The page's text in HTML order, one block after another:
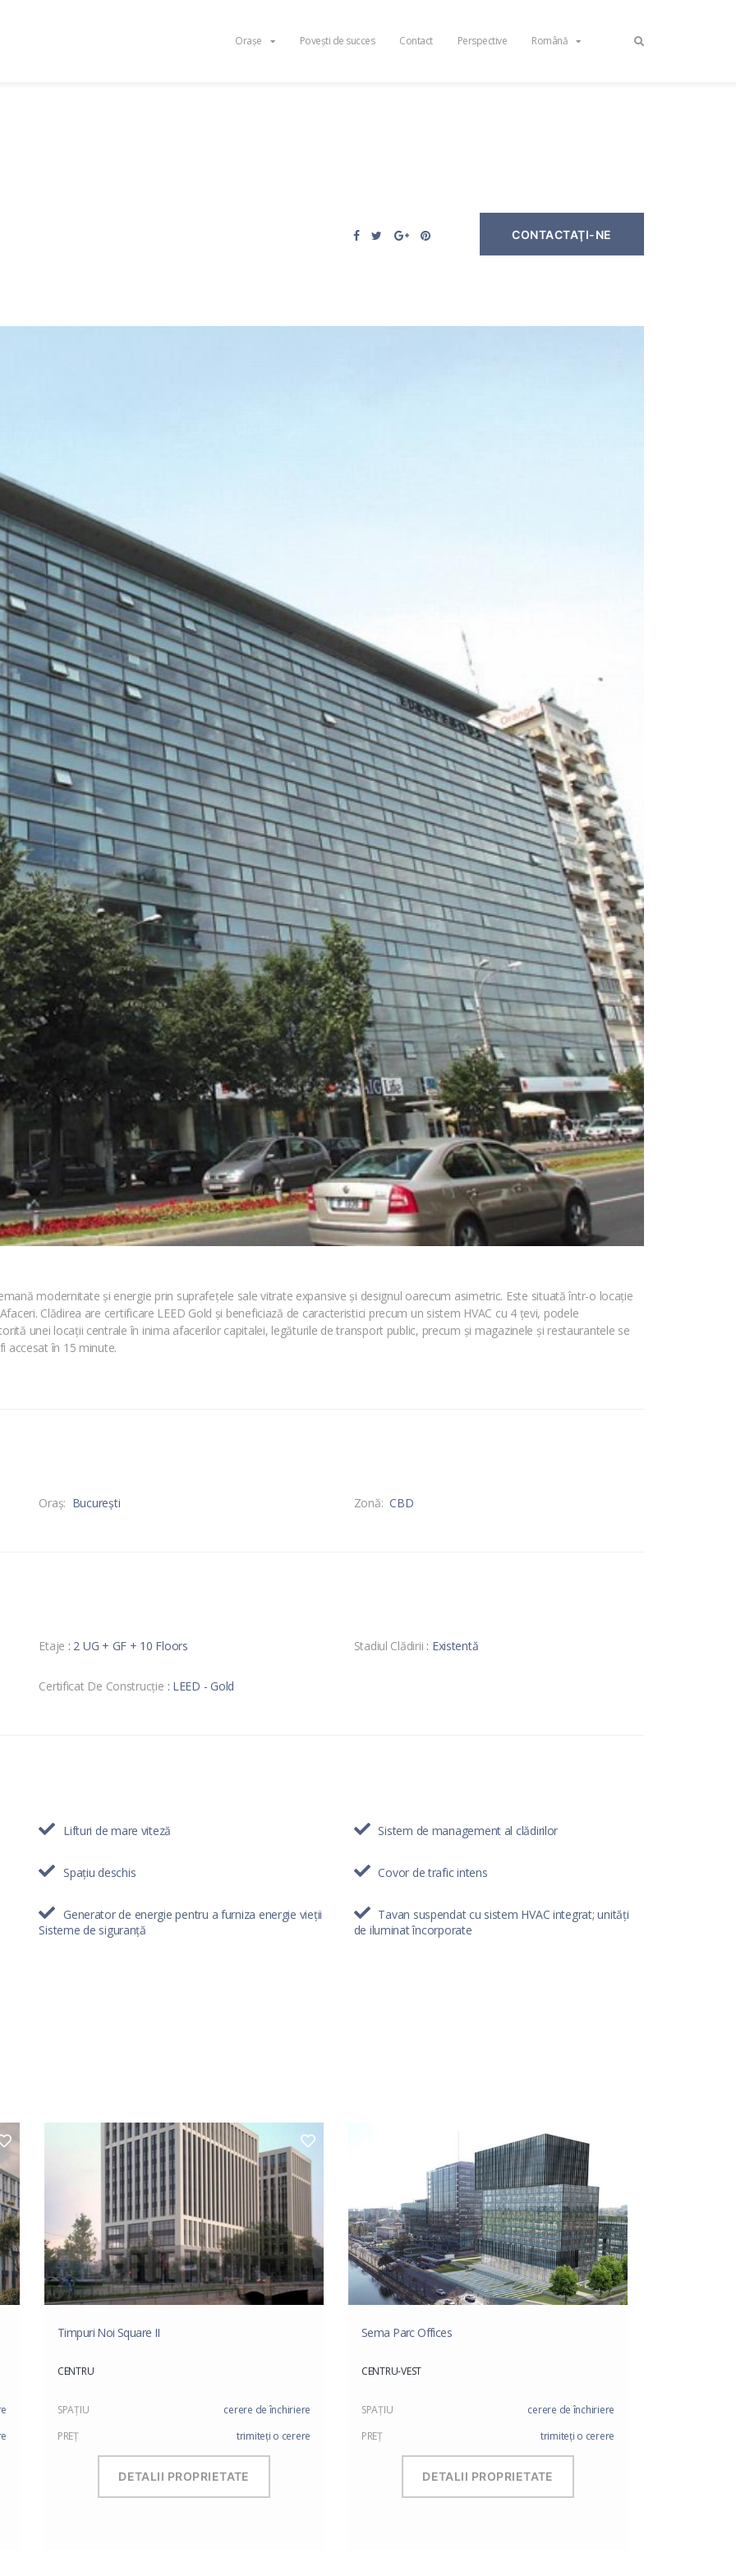
Orașe Povești de succes Contact Perspective Română
CONTACTAŢI-NE
modernitate și energie prin suprafețele sale vitrate expansive și designul oarecum asimetric. Este situată într-o locație
Clădirea are certificare LEED Gold și beneficiază de caracteristici precum un sistem HVAC cu 4 țevi, podele
unei locații centrale în inima afacerilor capitalei, legăturile de transport public, precum și magazinele și restaurantele se
accesat în 15 minute.
Oraş: București Zonă: CBD
Etaje : 2 UG + GF + 10 Floors Stadiul Clădirii : Existentă
Certificat De Construcție : LEED - Gold
Lifturi de mare viteză Sistem de management al clădirilor
Spațiu deschis Covor de trafic intens
Generator de energie pentru a furniza energie vieții
Sisteme de siguranță
Tavan suspendat cu sistem HVAC integrat; unități
de iluminat încorporate
Timpuri Noi Square II
CENTRU
SPAŢIU
cerere de închiriere
PREŢ
trimiteți o cerere
DETALII PROPRIETATE
Sema Parc Offices
CENTRU-VEST
SPAŢIU
cerere de închiriere
PREŢ
trimiteți o cerere
DETALII PROPRIETATE